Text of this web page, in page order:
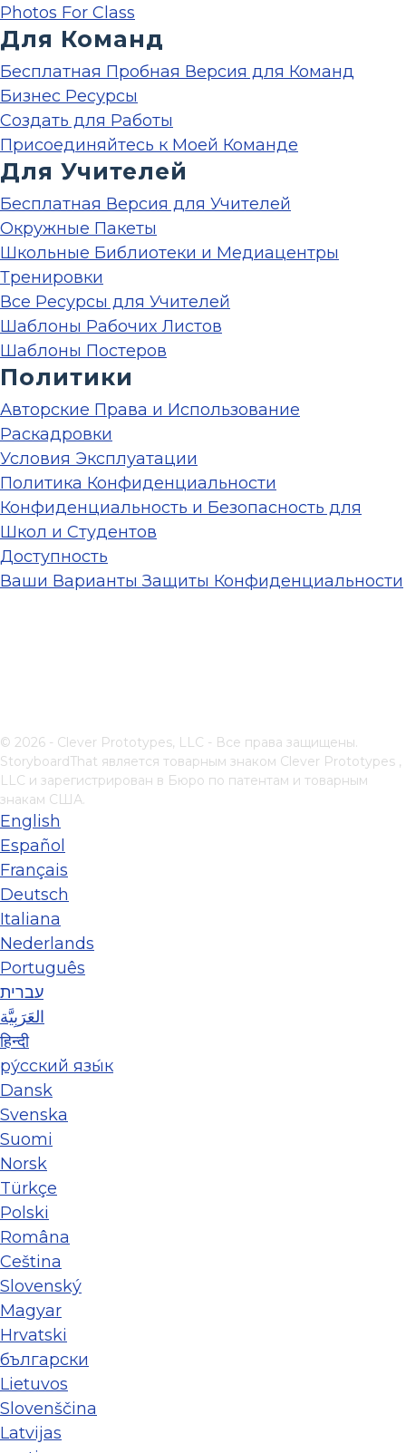
Photos For Class
Для Команд
Бесплатная Пробная Версия для Команд
Бизнес Ресурсы
Создать для Работы
Присоединяйтесь к Моей Команде
Для Учителей
Бесплатная Версия для Учителей
Окружные Пакеты
Школьные Библиотеки и Медиацентры
Тренировки
Все Ресурсы для Учителей
Шаблоны Рабочих Листов
Шаблоны Постеров
Политики
Авторские Права и Использование
Раскадровки
Условия Эксплуатации
Политика Конфиденциальности
Конфиденциальность и Безопасность для
Школ и Студентов
Доступность
Ваши Варианты Защиты Конфиденциальности
© 2026 - Clever Prototypes, LLC - Все права защищены.
StoryboardThat является товарным знаком Clever Prototypes ,
LLC и зарегистрирован в Бюро по патентам и товарным
знакам США.
English
Español
Français
Deutsch
Italiana
Nederlands
Português
עברית
العَرَبِيَّة
हिन्दी
ру́сский язы́к
Dansk
Svenska
Suomi
Norsk
Türkçe
Polski
Româna
Ceština
Slovenský
Magyar
Hrvatski
български
Lietuvos
Slovenščina
Latvijas